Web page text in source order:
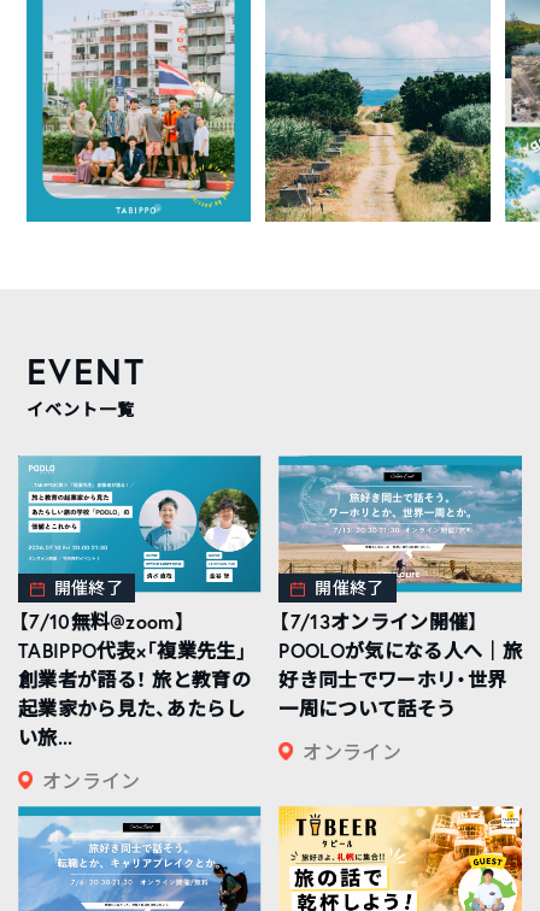
EVENT
イベント一覧
開催終了
【7/10無料@zoom】
TABIPPO代表×「複業先生」
創業者が語る！ 旅と教育の
起業家から見た、あたらし
い旅...
オンライン
開催終了
【7/13オンライン開催】
POOLOが気になる人へ｜旅
好き同士でワーホリ・世界
一周について話そう
オンライン